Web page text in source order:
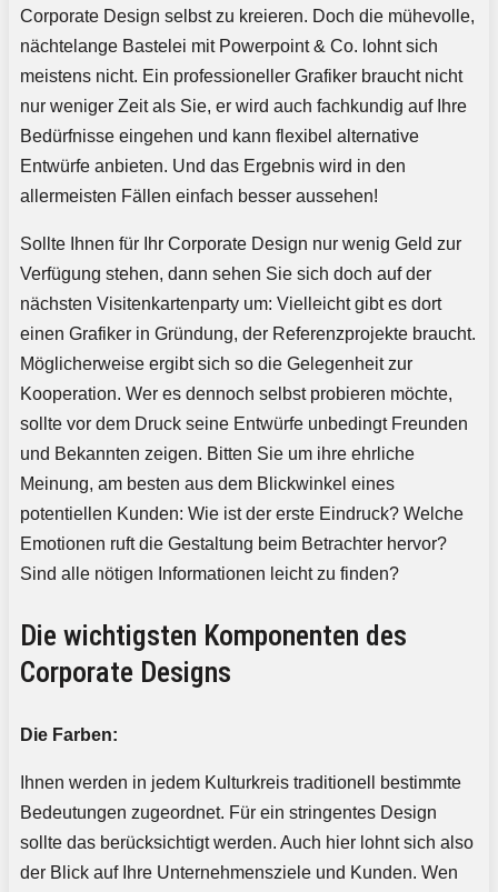
Corporate Design selbst zu kreieren. Doch die mühevolle,
nächtelange Bastelei mit Powerpoint & Co. lohnt sich
meistens nicht. Ein professioneller Grafiker braucht nicht
nur weniger Zeit als Sie, er wird auch fachkundig auf Ihre
Bedürfnisse eingehen und kann flexibel alternative
Entwürfe anbieten. Und das Ergebnis wird in den
allermeisten Fällen einfach besser aussehen!
Sollte Ihnen für Ihr Corporate Design nur wenig Geld zur
Verfügung stehen, dann sehen Sie sich doch auf der
nächsten Visitenkartenparty um: Vielleicht gibt es dort
einen Grafiker in Gründung, der Referenzprojekte braucht.
Möglicherweise ergibt sich so die Gelegenheit zur
Kooperation. Wer es dennoch selbst probieren möchte,
sollte vor dem Druck seine Entwürfe unbedingt Freunden
und Bekannten zeigen. Bitten Sie um ihre ehrliche
Meinung, am besten aus dem Blickwinkel eines
potentiellen Kunden: Wie ist der erste Eindruck? Welche
Emotionen ruft die Gestaltung beim Betrachter hervor?
Sind alle nötigen Informationen leicht zu finden?
Die wichtigsten Komponenten des
Corporate Designs
Die Farben:
Ihnen werden in jedem Kulturkreis traditionell bestimmte
Bedeutungen zugeordnet. Für ein stringentes Design
sollte das berücksichtigt werden. Auch hier lohnt sich also
der Blick auf Ihre Unternehmensziele und Kunden. Wen